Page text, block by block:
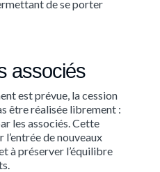
de se porter
associés
est prévue, la cession
être réalisée librement :
les associés. Cette
de nouveaux
à préserver l’équilibre